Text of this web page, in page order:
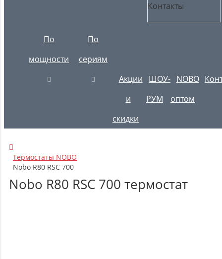
Контакты
По
мощности
По
сериям
Акции
и
скидки
ШОУ-
РУМ
NOBO
оптом
Термостаты NOBO
Nobo R80 RSC 700
Nobo R80 RSC 700 термостат